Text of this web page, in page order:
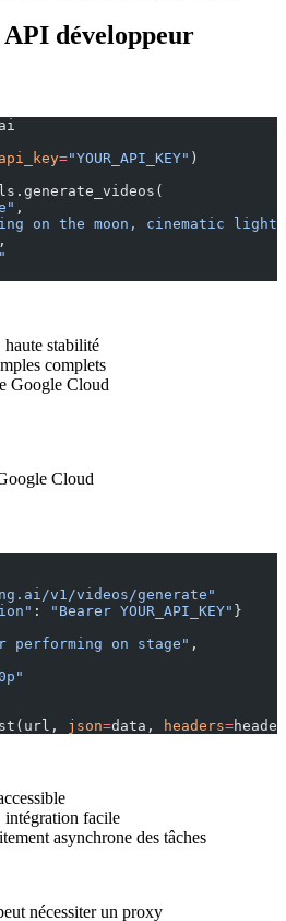
API développeur
api_key="YOUR_API_KEY" )
,
on the moon, cinematic
,
stabilité
complets
Google Cloud
Cloud
v1/videos/generate"
: "Bearer YOUR_API_KEY" }
performing on stage" ,
json=data, headers=
intégration facile
asynchrone des tâches
nécessiter un proxy